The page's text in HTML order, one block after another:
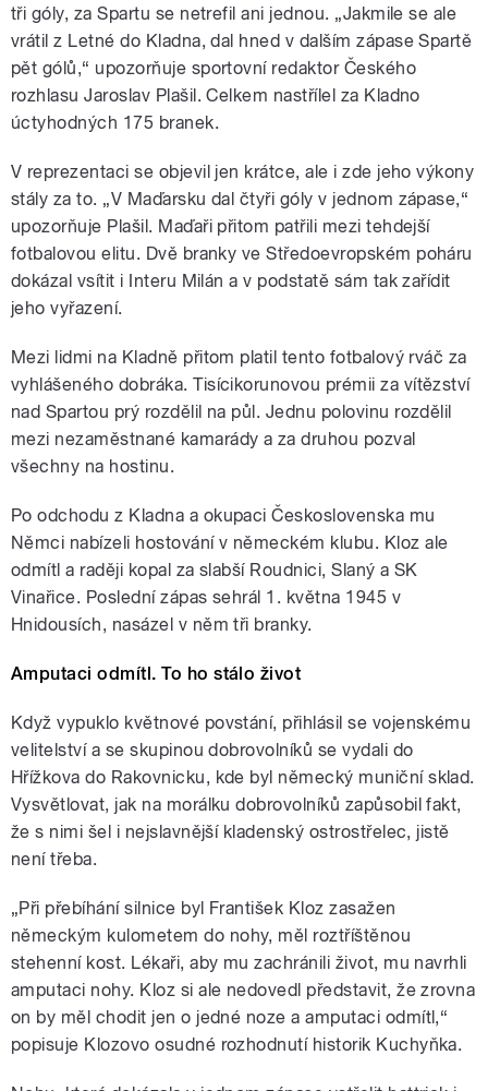
tři góly, za Spartu se netrefil ani jednou. „Jakmile se ale
vrátil z Letné do Kladna, dal hned v dalším zápase Spartě
pět gólů,“ upozorňuje sportovní redaktor Českého
rozhlasu Jaroslav Plašil. Celkem nastřílel za Kladno
úctyhodných 175 branek.
V reprezentaci se objevil jen krátce, ale i zde jeho výkony
stály za to. „V Maďarsku dal čtyři góly v jednom zápase,“
upozorňuje Plašil. Maďaři přitom patřili mezi tehdejší
fotbalovou elitu. Dvě branky ve Středoevropském poháru
dokázal vsítit i Interu Milán a v podstatě sám tak zařídit
jeho vyřazení.
Mezi lidmi na Kladně přitom platil tento fotbalový rváč za
vyhlášeného dobráka. Tisícikorunovou prémii za vítězství
nad Spartou prý rozdělil na půl. Jednu polovinu rozdělil
mezi nezaměstnané kamarády a za druhou pozval
všechny na hostinu.
Po odchodu z Kladna a okupaci Československa mu
Němci nabízeli hostování v německém klubu. Kloz ale
odmítl a raději kopal za slabší Roudnici, Slaný a SK
Vinařice. Poslední zápas sehrál 1. května 1945 v
Hnidousích, nasázel v něm tři branky.
Amputaci odmítl. To ho stálo život
Když vypuklo květnové povstání, přihlásil se vojenskému
velitelství a se skupinou dobrovolníků se vydali do
Hřížkova do Rakovnicku, kde byl německý muniční sklad.
Vysvětlovat, jak na morálku dobrovolníků zapůsobil fakt,
že s nimi šel i nejslavnější kladenský ostrostřelec, jistě
není třeba.
„Při přebíhání silnice byl František Kloz zasažen
německým kulometem do nohy, měl roztříštěnou
stehenní kost. Lékaři, aby mu zachránili život, mu navrhli
amputaci nohy. Kloz si ale nedovedl představit, že zrovna
on by měl chodit jen o jedné noze a amputaci odmítl,“
popisuje Klozovo osudné rozhodnutí historik Kuchyňka.